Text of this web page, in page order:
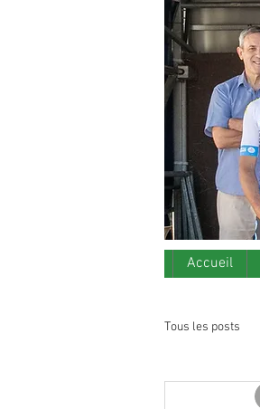
Accueil
Tous les posts